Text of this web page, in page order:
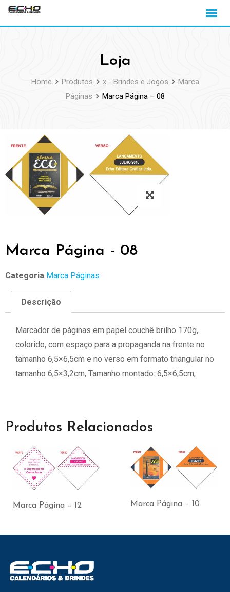
Loja
Home Produtos x - Brindes e Jogos
Marca
Páginas
Marca Página – 08
Marca Página - 08
Categoria Marca Páginas
Descrição
Marcador de páginas em papel couchê brilho 170g,
colorido, com espaço para a propaganda na frente no
tamanho 6,5×6,5cm e no verso em formato triangular no
tamanho 6,5×3,2cm; Tamanho montado: 6,5×6,5cm;
Produtos Relacionados
Marca Página – 12 Marca Página – 10